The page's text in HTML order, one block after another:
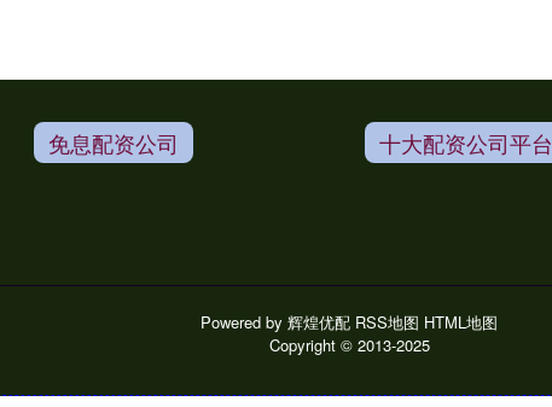
免息配资公司 十大配资公司平台
Powered by 辉煌优配 RSS地图 HTML地图
Copyright © 2013-2025